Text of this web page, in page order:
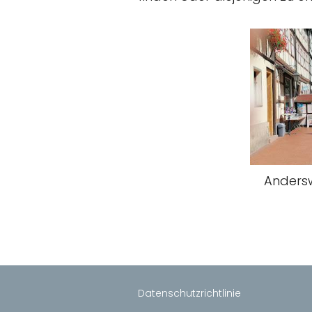
Datenschutzrichtlinie